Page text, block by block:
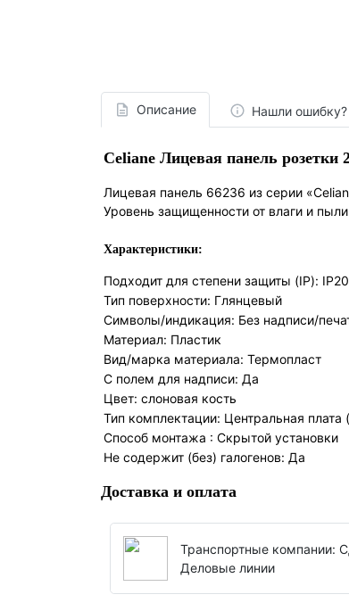
Описание Нашли ошибку?
Celiane Лицевая панель розетки
Лицевая панель 66236 из серии
Уровень защищенности от влаги и
Характеристики:
Подходит для степени защиты (IP): IP20
Тип поверхности: Глянцевый
Символы/индикация: Без надписи/
Материал: Пластик
Вид/марка материала: Термопласт
С полем для надписи: Да
Цвет: слоновая кость
Тип комплектации: Центральная плата
Способ монтажа : Скрытой установки
Не содержит (без) галогенов: Да
Доставка и оплата
Транспортные компании:
Деловые линии